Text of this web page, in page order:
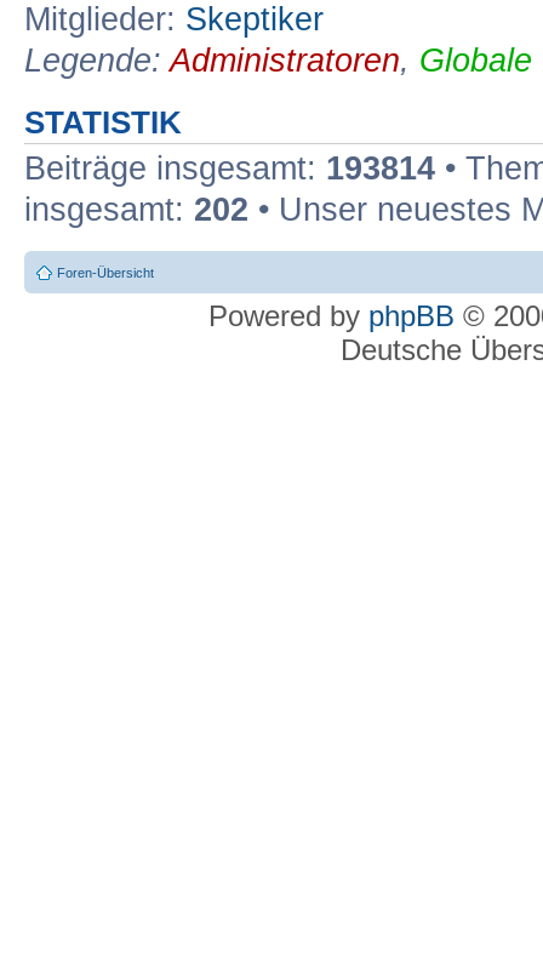
Mitglieder: Skeptiker
Legende:Administratoren, Globale
STATISTIK
Beiträge insgesamt: 193814 •
insgesamt: 202 • Unser neuestes
Foren-Übersicht
Powered by phpBB ©
Deutsche